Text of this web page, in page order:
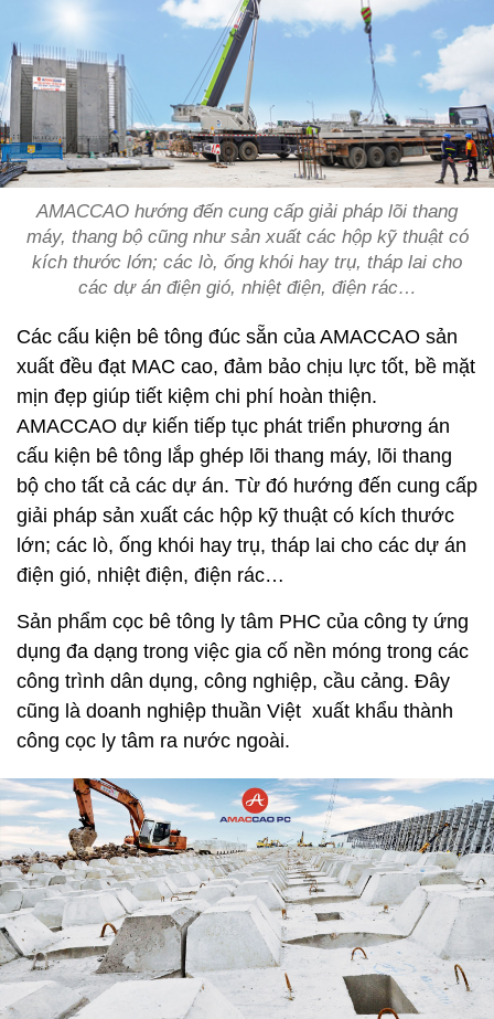
AMACCAO hướng đến cung cấp giải pháp lõi thang
máy, thang bộ cũng như sản xuất các hộp kỹ thuật có
kích thước lớn; các lò, ống khói hay trụ, tháp lai cho
các dự án điện gió, nhiệt điện, điện rác…
Các cấu kiện bê tông đúc sẵn của AMACCAO sản
xuất đều đạt MAC cao, đảm bảo chịu lực tốt, bề mặt
mịn đẹp giúp tiết kiệm chi phí hoàn thiện.
AMACCAO dự kiến tiếp tục phát triển phương án
cấu kiện bê tông lắp ghép lõi thang máy, lõi thang
bộ cho tất cả các dự án. Từ đó hướng đến cung cấp
giải pháp sản xuất các hộp kỹ thuật có kích thước
lớn; các lò, ống khói hay trụ, tháp lai cho các dự án
điện gió, nhiệt điện, điện rác…
Sản phẩm cọc bê tông ly tâm PHC của công ty ứng
dụng đa dạng trong việc gia cố nền móng trong các
công trình dân dụng, công nghiệp, cầu cảng. Đây
cũng là doanh nghiệp thuần Việt xuất khẩu thành
công cọc ly tâm ra nước ngoài.